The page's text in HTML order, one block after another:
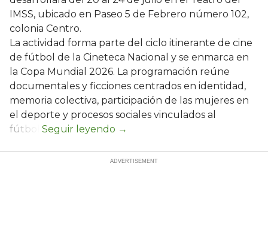
IMSS, ubicado en Paseo 5 de Febrero número 102,
colonia Centro.
La actividad forma parte del ciclo itinerante de cine
de fútbol de la Cineteca Nacional y se enmarca en
la Copa Mundial 2026. La programación reúne
documentales y ficciones centrados en identidad,
memoria colectiva, participación de las mujeres en
el deporte y procesos sociales vinculados al
fútbol.